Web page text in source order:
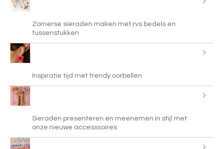
Zomerse sieraden maken met rvs bedels en
tussenstukken
Inspiratie tijd met trendy oorbellen
Sieraden presenteren en meenemen in stijl met
onze nieuwe accesssoires